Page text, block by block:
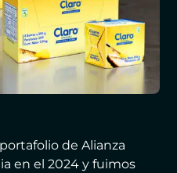
de Alianza
en el 2024 y fuimos